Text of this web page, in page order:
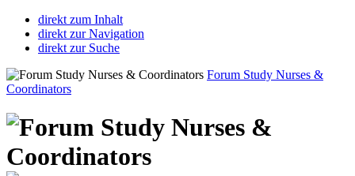
direkt zum Inhalt
direkt zur Navigation
direkt zur Suche
Forum Study Nurses &
Coordinators